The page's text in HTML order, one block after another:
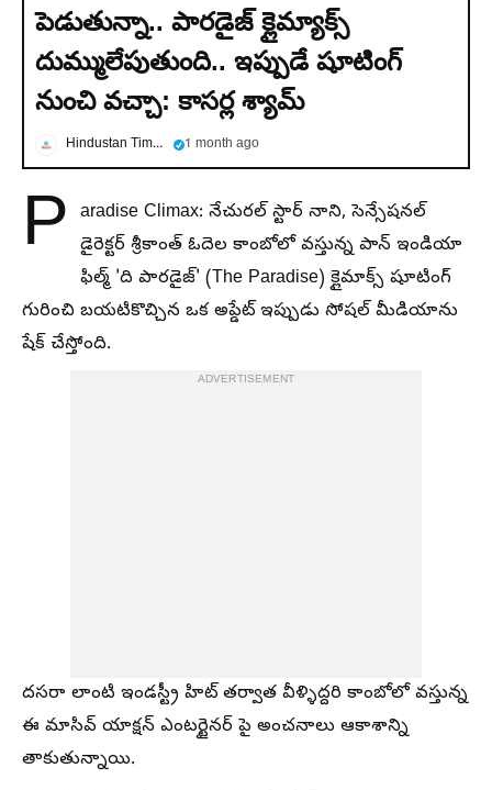
పెడుతున్నా.. పారడైజ్ క్లైమ్యాక్స్
దుమ్ములేపుతుంది.. ఇప్పుడే షూటింగ్
నుంచి వచ్చా: కాసర్ల శ్యామ్
Hindustan Times Telugu 1 month ago
P aradise Climax: నేచురల్ స్టార్ నాని, సెన్సేషనల్
డైరెక్టర్ శ్రీకాంత్ ఓదెల కాంబోలో వస్తున్న పాన్ ఇండియా
ఫిల్మ్ 'ది పారడైజ్' (The Paradise) క్లైమాక్స్ షూటింగ్
గురించి బయటికొచ్చిన ఒక అప్డేట్ ఇప్పుడు సోషల్ మీడియాను
షేక్ చేస్తోంది.
ADVERTISEMENT
దసరా లాంటి ఇండస్ట్రీ హిట్ తర్వాత వీళ్ళిద్దరి కాంబోలో వస్తున్న
ఈ మాసివ్ యాక్షన్ ఎంటర్టైనర్ పై అంచనాలు ఆకాశాన్ని
తాకుతున్నాయి.